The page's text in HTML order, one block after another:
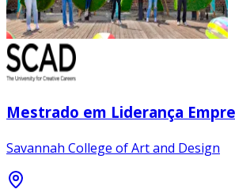
Mestrado em Liderança
Savannah College of Art and Design